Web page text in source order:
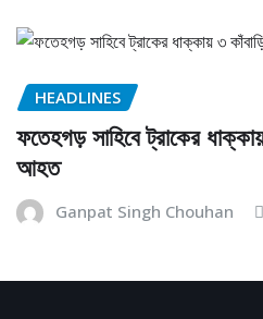
HEADLINES
ফতেহগড় সাহিবে ট্রাকের
আহত
Ganpat Singh Chouhan